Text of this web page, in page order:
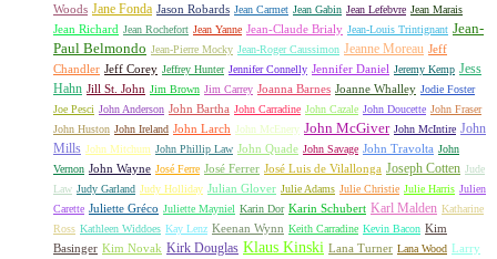
Woods Jane Fonda Jason Robards Jean Carmet Jean Gabin Jean Lefebvre Jean Marais
Jean Richard Jean Rochefort Jean Yanne Jean-Claude Brialy Jean-Louis Trintignant Jean-
Paul Belmondo Jean-Pierre Mocky Jean-Roger Caussimon Jeanne Moreau Jeff
Chandler Jeff Corey Jeffrey Hunter Jennifer Connelly Jennifer Daniel Jeremy Kemp Jess
Hahn Jill St. John Jim Brown Jim Carrey Joanna Barnes Joanne Whalley Jodie Foster
Joe Pesci John Anderson John Bartha John Carradine John Cazale John Doucette John Fraser
John Huston John Ireland John Larch John McEnery John McGiver John McIntire John
Mills John Mitchum John Phillip Law John Quade John Savage John Travolta John
Vernon John Wayne José Ferre José Ferrer José Luis de Vilallonga Joseph Cotten Jude
Law Judy Garland Judy Holliday Julian Glover Julie Adams Julie Christie Julie Harris Julien
Carette Juliette Gréco Juliette Mayniel Karin Dor Karin Schubert Karl Malden Katharine
Ross Kathleen Widdoes Kay Lenz Keenan Wynn Keith Carradine Kevin Bacon Kim
Basinger Kim Novak Kirk Douglas Klaus Kinski Lana Turner Lana Wood Larry